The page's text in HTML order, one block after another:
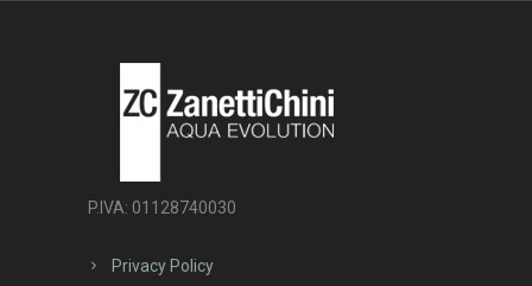
P.IVA: 01128740030
Privacy Policy